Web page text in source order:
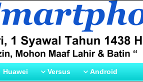
Huawei Versus Android